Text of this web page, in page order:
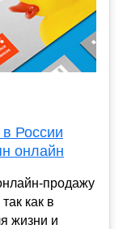
России
онлайн
продажу
как в
жизни и